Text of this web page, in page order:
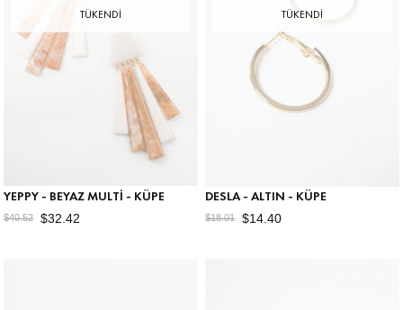
TÜKENDI
YEPPY - BEYAZ MULTI - KÜPE
$32.42
$40.52
TÜKENDI
DESLA - ALTIN - KÜPE
$14.40
$18.01